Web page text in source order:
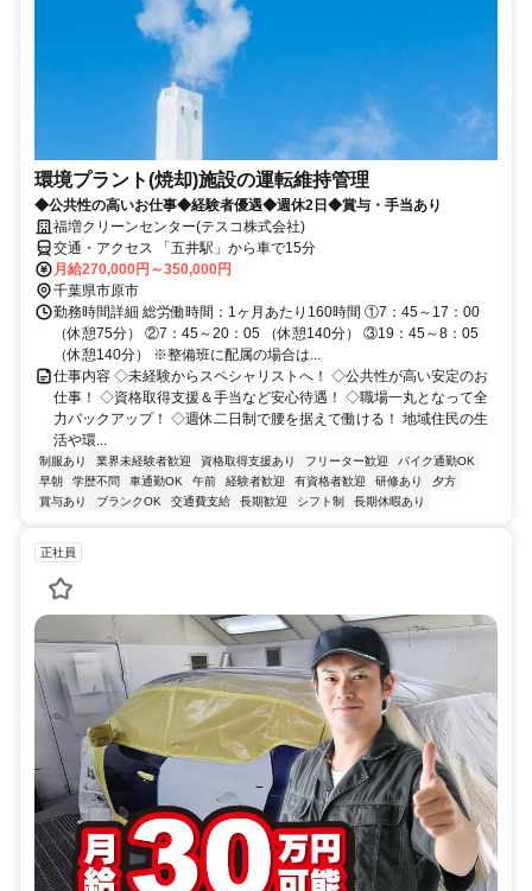
環境プラント(焼却)施設の運転維持管理
◆公共性の高いお仕事◆経験者優遇◆週休2日◆賞与・手当あり
福増クリーンセンター(テスコ株式会社)
交通・アクセス 「五井駅」から車で15分
月給270,000円～350,000円
千葉県市原市
勤務時間詳細 総労働時間：1ヶ月あたり160時間 ①7：45～17：00
（休憩75分） ②7：45～20：05 （休憩140分） ③19：45～8：05
（休憩140分） ※整備班に配属の場合は...
仕事内容 ◇未経験からスペシャリストへ！ ◇公共性が高い安定のお
仕事！ ◇資格取得支援＆手当など安心待遇！ ◇職場一丸となって全
力バックアップ！ ◇週休二日制で腰を据えて働ける！ 地域住民の生
活や環...
制服あり 業界未経験者歓迎 資格取得支援あり フリーター歓迎
バイク通勤OK
早朝
学歴不問 車通勤OK 午前 経験者歓迎 有資格者歓迎 研修あり
夕方
賞与あり
ブランクOK 交通費支給 長期歓迎 シフト制 長期休暇あり
正社員